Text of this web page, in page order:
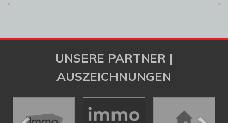
UNSERE PARTNER |
AUSZEICHNUNGEN